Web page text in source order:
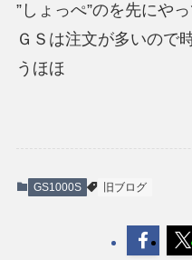
”しょっぺ”のを先にやっ
ＧＳは注文が多いので
うほほ
GS1000S 旧ブログ